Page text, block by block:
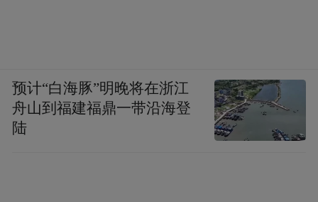
预计“白海豚”明晚将在浙江
舟山到福建福鼎一带沿海登
陆